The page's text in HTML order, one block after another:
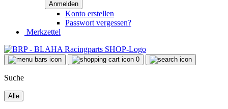
Konto erstellen
Passwort vergessen?
Merkzettel
0
Suche
Alle